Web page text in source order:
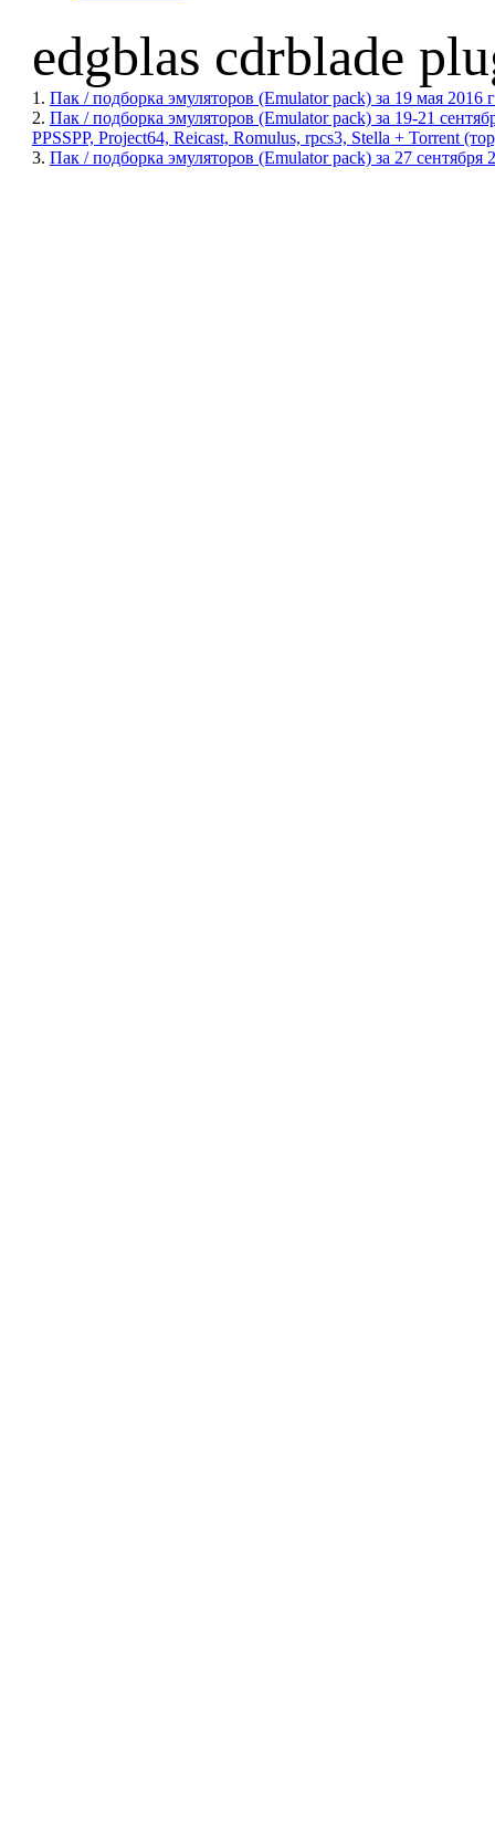
edgblas cdrblade
1. Пак / подборка эмуляторов (Emulator pack) за 19 мая
2. Пак / подборка эмуляторов (Emulator pack) за 19-21
PPSSPP, Project64, Reicast, Romulus, rpcs3, Stella + Torrent
3. Пак / подборка эмуляторов (Emulator pack) за 27